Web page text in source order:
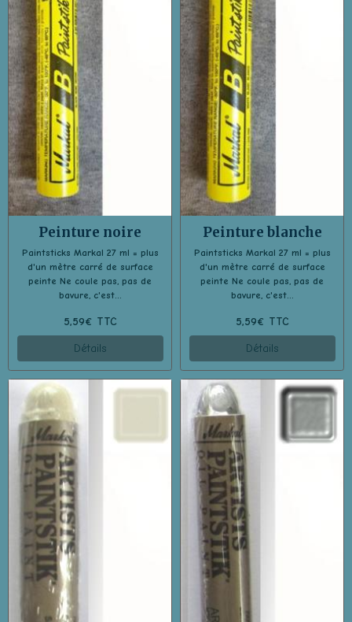
Peinture noire
Paintsticks Markal 27 ml = plus
d'un mètre carré de surface
peinte Ne coule pas, pas de
bavure, c'est...
5,59€ TTC
Détails
Peinture blanche
Paintsticks Markal 27 ml = plus
d'un mètre carré de surface
peinte Ne coule pas, pas de
bavure, c'est...
5,59€ TTC
Détails